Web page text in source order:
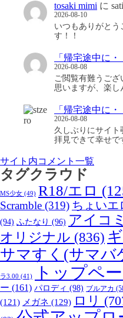
tosaki mimi に
2026-08-10
いつもありがとう
す！！
「帰宅途中に・
2026-08-08
ご閲覧有難うご
思いますが、楽し
「帰宅途中に・
2026-08-08
久しぶりにサイト
拝見できて幸せ
サイト内コメント一覧
タグクラウド
MS少女 (49) R18/エロ
Scramble (319) ちょいエ
(94) ふたなり (96) アイコミ
オリジナル (836)
サマすく(サマバ
ラ3.00 (41) トップペ
ー (161) パロディ (98) ブルアカ
(121) メガネ (129) ロリ